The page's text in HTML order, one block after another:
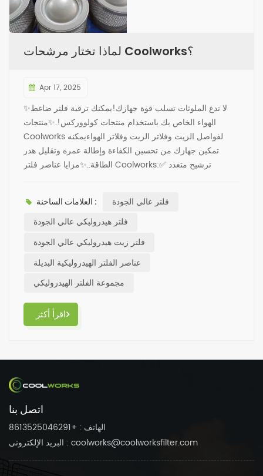
لماذا تختار مرشحات Coolworks؟
Apr 17, 2025
✨لا تدع الملوثات تسلب قوة جهازك!يمكنك ترقية فلتر ضاغط
الهواء الخاص بك باستخدام منتجات كولووركس!.✨منتجات
Coolworks لفواصل الزيت وفلاتر الزيت وفلاتر الهواءيمكنه
تمكين جهازك من تحسين الكفاءة وإطالة عمره وتقليل هدر
الطاقة..✨مزايا عناصر فلتر Coolworks:✅ ترشيح متعدد
الثقيلة.✅ سهولة الصيانة - يقلل التصميم سريع التغيير من انقطاع
العلامات الساخنة :
فلتر عالي الجودة
فلتر هيدروليكي عالي الجودة
فلتر زيت هيدروليكي عالي الجودة
عناصر الفلتر الهيدروليكية البديلة
مجموعة الفلتر الهيدروليكي
اقرأ أكثر
اتصل بنا
الهاتف : +8613525046291
البريد الإلكتروني : coolworks@coolworksfilter.com